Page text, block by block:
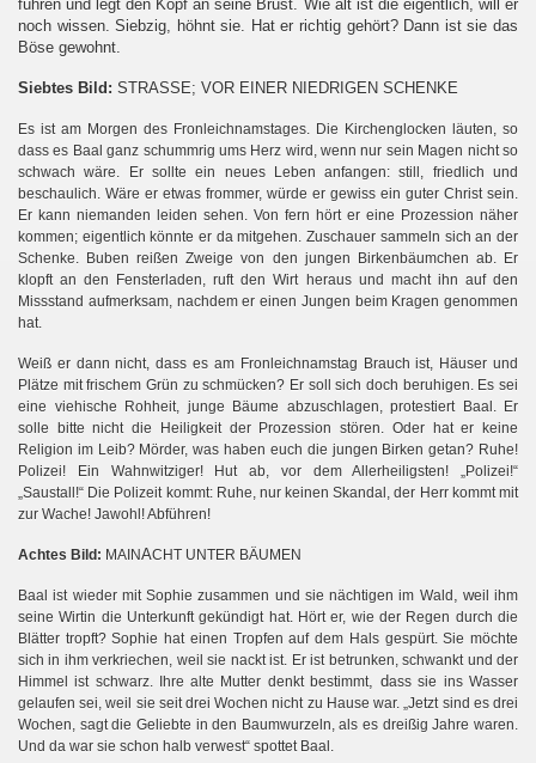
führen und legt den Kopf an seine Brust. Wie alt ist die eigentlich, will er
noch wissen. Siebzig, höhnt sie. Hat er richtig gehört? Dann ist sie das
Böse gewohnt.
Siebtes Bild: STRASSE; VOR EINER NIEDRIGEN SCHENKE
Es ist am Morgen des Fronleichnamstages. Die Kirchenglocken läuten, so
dass es Baal ganz schummrig ums Herz wird, wenn nur sein Magen nicht so
schwach wäre. Er sollte ein neues Leben anfangen: still, friedlich und
beschaulich. Wäre er etwas frommer, würde er gewiss ein guter Christ sein.
Er kann niemanden leiden sehen. Von fern hört er eine Prozession näher
kommen; eigentlich könnte er da mitgehen. Zuschauer sammeln sich an der
Schenke. Buben reißen Zweige von den jungen Birkenbäumchen ab. Er
klopft an den Fensterladen, ruft den Wirt heraus und macht ihn auf den
Missstand aufmerksam, nachdem er einen Jungen beim Kragen genommen
hat.
Weiß er dann nicht, dass es am Fronleichnamstag Brauch ist, Häuser und
Plätze mit frischem Grün zu schmücken? Er soll sich doch beruhigen. Es sei
eine viehische Rohheit, junge Bäume abzuschlagen, protestiert Baal. Er
solle bitte nicht die Heiligkeit der Prozession stören. Oder hat er keine
Religion im Leib? Mörder, was haben euch die jungen Birken getan? Ruhe!
Polizei! Ein Wahnwitziger! Hut ab, vor dem Allerheiligsten! „Polizei!“
„Saustall!“ Die Polizeit kommt: Ruhe, nur keinen Skandal, der Herr kommt mit
zur Wache! Jawohl! Abführen!
Achtes Bild: MAINACHT UNTER BÄUMEN
Baal ist wieder mit Sophie zusammen und sie nächtigen im Wald , weil ihm
seine Wirtin die Unterkunft gekündigt hat. Hört er, wie der Regen durch die
Blätter tropft? Sophie hat einen Tropfen auf dem Hals gespürt. Sie möchte
sich in ihm verkriechen, weil sie nackt ist. Er ist betrunken, schwankt und der
Himmel ist schwarz. Ihre alte Mutter denkt bestimmt, dass sie ins Wasser
gelaufen sei, weil sie seit drei Wochen nicht zu Hause war. „Jetzt sind es drei
Wochen, sagt die Geliebte in den Baumwurzeln, als es dreißig Jahre waren.
Und da war sie schon halb verwest“ spottet Baal.